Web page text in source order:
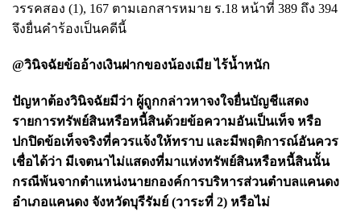
วรรคสอง (1), 167 ตามเอกสารหมาย ร.18 หน้าที่ 389 ถึง 394
จึงยื่นคำร้องเป็นคดีนี้
@วินิจฉัยข้ออ้างเงินฝากของน้องเมีย ไร้น้ำหนัก
ปัญหาต้องวินิจฉัยมีว่า ผู้ถูกกล่าวหาจงใจยื่นบัญชีแสดง
รายการทรัพย์สินหรือหนี้สินด้วยข้อความอันเป็นเท็จ หรือ
ปกปิดข้อเท็จจริงที่ควรแจ้งให้ทราบ และมีพฤติการณ์อันควร
เชื่อได้ว่า มีเจตนาไม่แสดงที่มาแห่งทรัพย์สินหรือหนี้สินนั้น
กรณีพ้นจากตำแหน่งนายกองค์การบริหารส่วนตำบลแคนดง
อำเภอแคนดง จังหวัดบุรีรัมย์ (วาระที่ 2) หรือไม่